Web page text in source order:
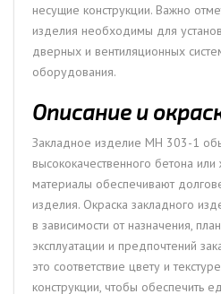
несущие конструкции. Важно
изделия необходимы для
дверных и вентиляционных
оборудования.
Описание и
Закладное изделие МН 303-1
высококачественного бетона
материалы обеспечивают
изделия. Окраска закладного
в зависимости от назначения,
эксплуатации и предпочтений
это соответствие цвету и
конструкции, чтобы обеспечить